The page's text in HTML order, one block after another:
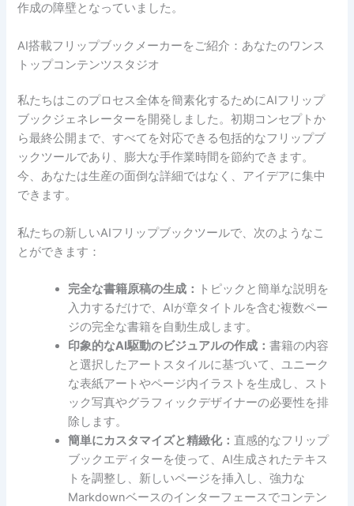
作成の障壁となっていました。
AI搭載フリップブックメーカーをご紹介：あなたのワンス
トップコンテンツスタジオ
私たちはこのプロセス全体を簡素化するためにAIフリップ
ブックジェネレーターを開発しました。初期コンセプトか
ら最終公開まで、すべてを対応できる包括的なフリップブ
ックツールであり、膨大な手作業時間を節約できます。
今、あなたは生産の面倒な詳細ではなく、アイデアに集中
できます。
私たちの新しいAIフリップブックツールで、次のようなこ
とができます：
完全な書籍原稿の生成：
トピックと簡単な説明を
入力するだけで、AIが章タイトルを含む複数ペー
ジの完全な書籍を自動生成します。
印象的なAI駆動のビジュアルの作成：書籍の内容
と選択したアートスタイルに基づいて、ユニーク
な表紙アートやページ内イラストを生成し、スト
ック写真やグラフィックデザイナーの必要性を排
除します。
簡単にカスタマイズと精緻化：直感的なフリップ
ブックエディターを使って、AI生成されたテキス
トを調整し、新しいページを挿入し、強力な
Markdownベースのインターフェースでコンテン